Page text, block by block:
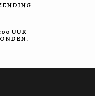
UUR